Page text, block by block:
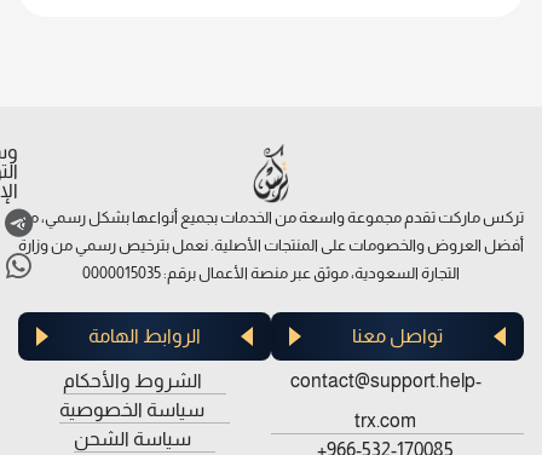
تركس ماركت تقدم مجموعة واسعة من الخدمات بجميع أنواعها بشكل رسمي، مع
أفضل العروض والخصومات على المنتجات الأصلية. نعمل بترخيص رسمي من وزارة
التجارة السعودية، موثق عبر منصة الأعمال برقم: 0000015035
تواصل معنا
contact@support.help-
trx.com
966-532-170085+
الروابط الهامة
الشروط والأحكام
سياسة الخصوصية
سياسة الشحن